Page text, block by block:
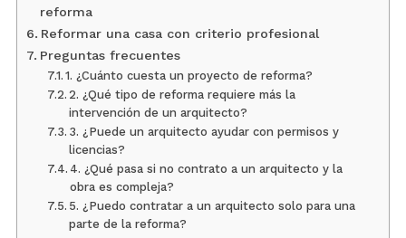
reforma
Reformar una casa con criterio profesional
Preguntas frecuentes
1. ¿Cuánto cuesta un proyecto de reforma?
2. ¿Qué tipo de reforma requiere más la
intervención de un arquitecto?
3. ¿Puede un arquitecto ayudar con permisos y
licencias?
4. ¿Qué pasa si no contrato a un arquitecto y la
obra es compleja?
5. ¿Puedo contratar a un arquitecto solo para una
parte de la reforma?